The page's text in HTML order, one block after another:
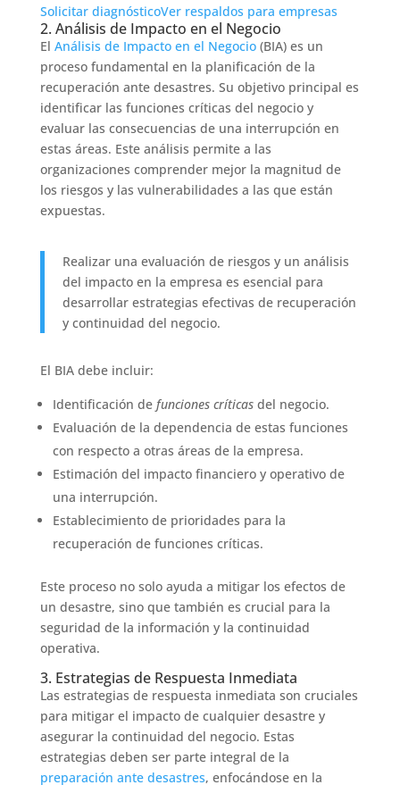
Solicitar diagnósticoVer respaldos para empresas
2. Análisis de Impacto en el Negocio
El Análisis de Impacto en el Negocio(BIA) es un
proceso fundamental en la planificación de la
recuperación ante desastres. Su objetivo principal es
identificar las funciones críticas del negocio y
evaluar las consecuencias de una interrupción en
estas áreas. Este análisis permite a las
organizaciones comprender mejor la magnitud de
los riesgos y las vulnerabilidades a las que están
expuestas.
Realizar una evaluación de riesgos y un análisis
del impacto en la empresa es esencial para
desarrollar estrategias efectivas de recuperación
y continuidad del negocio.
El BIA debe incluir:
Identificación de funciones críticasdel negocio.
Evaluación de la dependencia de estas funciones
con respecto a otras áreas de la empresa.
Estimación del impacto financiero y operativo de
una interrupción.
Establecimiento de prioridades para la
recuperación de funciones críticas.
Este proceso no solo ayuda a mitigar los efectos de
un desastre, sino que también es crucial para la
seguridad de la información y la continuidad
operativa.
3. Estrategias de Respuesta Inmediata
Las estrategias de respuesta inmediata son cruciales
para mitigar el impacto de cualquier desastre y
asegurar la continuidad del negocio. Estas
estrategias deben ser parte integral de la
preparación ante desastres, enfocándose en la